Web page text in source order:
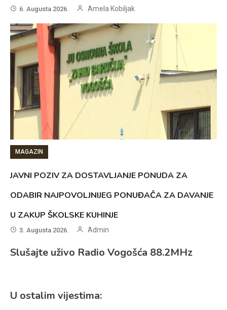
6. Augusta 2026. Amela Kobiljak
MAGAZIN
JAVNI POZIV ZA DOSTAVLJANJE PONUDA ZA
ODABIR NAJPOVOLJNIJEG PONUĐAČA ZA DAVANJE
U ZAKUP ŠKOLSKE KUHINJE
3. Augusta 2026. Admin
Slušajte uživo Radio Vogošća 88.2MHz
U ostalim vijestima: